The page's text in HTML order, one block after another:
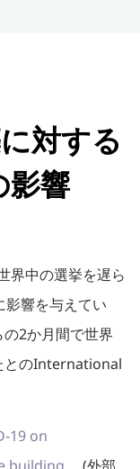
対する
影響
界中の選挙を遅ら
影響を与えてい
2か月間で世界
とのInternational
19 on